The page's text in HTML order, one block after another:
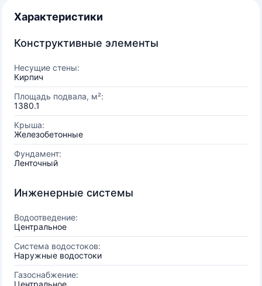
Характеристики
Конструктивные элементы
Несущие стены:
Кирпич
Площадь подвала, м²:
1380.1
Крыша:
Железобетонные
Фундамент:
Ленточный
Инженерные системы
Водоотведение:
Центральное
Система водостоков:
Наружные водостоки
Газоснабжение:
Центральное